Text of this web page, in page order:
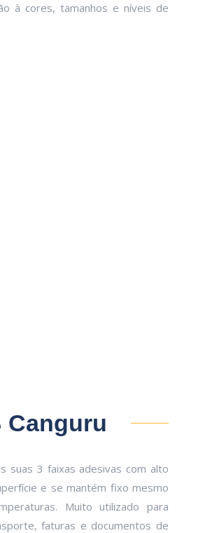
à cores, tamanhos e níveis de
Canguru
suas 3 faixas adesivas com alto
e se mantém fixo mesmo
Muito utilizado para
faturas e documentos de